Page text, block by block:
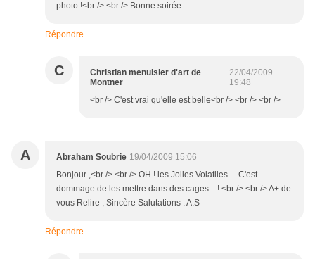
photo !<br /> <br /> Bonne soirée
Répondre
C
Christian menuisier d'art de
Montner
22/04/2009
19:48
<br /> C'est vrai qu'elle est belle<br /> <br /> <br />
A Abraham Soubrie 19/04/2009 15:06
Bonjour ,<br /> <br /> OH ! les Jolies Volatiles ... C'est
dommage de les mettre dans des cages ...! <br /> <br /> A+ de
vous Relire , Sincère Salutations . A.S
Répondre